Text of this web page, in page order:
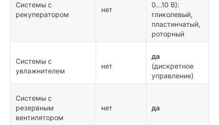
Системы с
рекуператором
нет
0…10 В):
гликолевый,
пластинчатый,
роторный
Системы с
увлажнителем
нет
да
(дискретное
управление)
Системы с
резервным
вентилятором
нет да